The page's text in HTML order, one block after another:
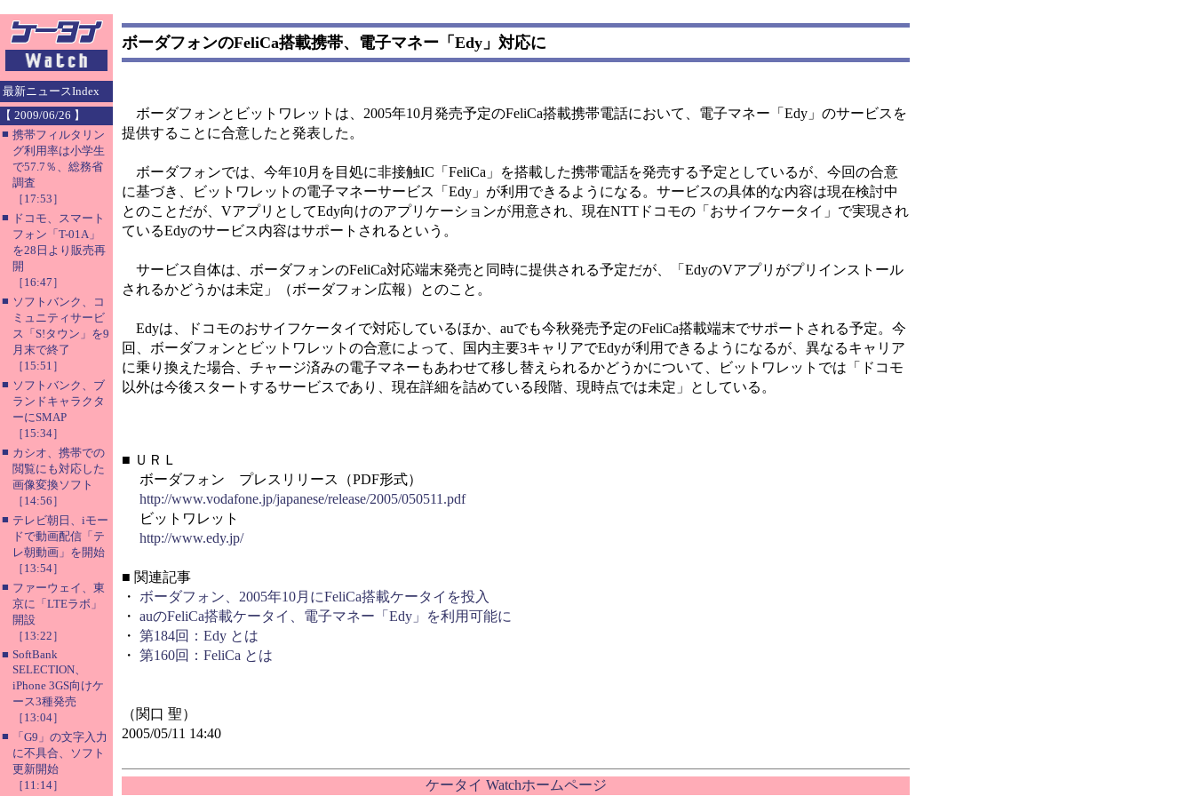
最新ニュースIndex
【 2009/06/26 】
■ 携帯フィルタリン
グ利用率は小学生
で57.7％、総務省
調査
［17:53］
■ ドコモ、スマート
フォン「T-01A」
を28日より販売再
開
［16:47］
■ ソフトバンク、コ
ミュニティサービ
ス「S!タウン」を9
月末で終了
［15:51］
■ ソフトバンク、ブ
ランドキャラクタ
ーにSMAP
［15:34］
■ カシオ、携帯での
閲覧にも対応した
画像変換ソフト
［14:56］
■ テレビ朝日、iモー
ドで動画配信「テ
レ朝動画」を開始
［13:54］
■ ファーウェイ、東
京に「LTEラボ」
開設
［13:22］
■ SoftBank
SELECTION、
iPhone 3GS向けケ
ース3種発売
［13:04］
■
「G9」の文字入力
に不具合、ソフト
更新開始
［11:14］
ボーダフォンのFeliCa搭載携帯、電子マネー「Edy」対応に
ボーダフォンとビットワレットは、2005年10月発売予定のFeliCa搭載携帯電話において、電子マネー「Edy」のサービスを
提供することに合意したと発表した。
ボーダフォンでは、今年10月を目処に非接触IC「FeliCa」を搭載した携帯電話を発売する予定としているが、今回の合意
に基づき、ビットワレットの電子マネーサービス「Edy」が利用できるようになる。サービスの具体的な内容は現在検討中
とのことだが、VアプリとしてEdy向けのアプリケーションが用意され、現在NTTドコモの「おサイフケータイ」で実現され
ているEdyのサービス内容はサポートされるという。
サービス自体は、ボーダフォンのFeliCa対応端末発売と同時に提供される予定だが、「EdyのVアプリがプリインストール
されるかどうかは未定」（ボーダフォン広報）とのこと。
Edyは、ドコモのおサイフケータイで対応しているほか、auでも今秋発売予定のFeliCa搭載端末でサポートされる予定。今
回、ボーダフォンとビットワレットの合意によって、国内主要3キャリアでEdyが利用できるようになるが、異なるキャリア
に乗り換えた場合、チャージ済みの電子マネーもあわせて移し替えられるかどうかについて、ビットワレットでは「ドコモ
以外は今後スタートするサービスであり、現在詳細を詰めている段階、現時点では未定」としている。
■ ＵＲＬ
ボーダフォン プレスリリース（PDF形式）
http://www.vodafone.jp/japanese/release/2005/050511.pdf
ビットワレット
http://www.edy.jp/
■ 関連記事
・ ボーダフォン、2005年10月にFeliCa搭載ケータイを投入
・ auのFeliCa搭載ケータイ、電子マネー「Edy」を利用可能に
・ 第184回：Edy とは
・ 第160回：FeliCa とは
（関口 聖）
2005/05/11 14:40
ケータイ Watchホームページ